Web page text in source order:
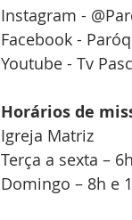
Instagram -
Facebook -
Youtube - Tv
Horários de
Igreja Matriz
Terça a sexta –
Domingo – 8h e